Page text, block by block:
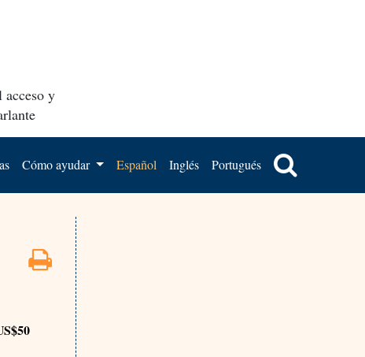
y
Cómo ayudar Español Inglés Portugués